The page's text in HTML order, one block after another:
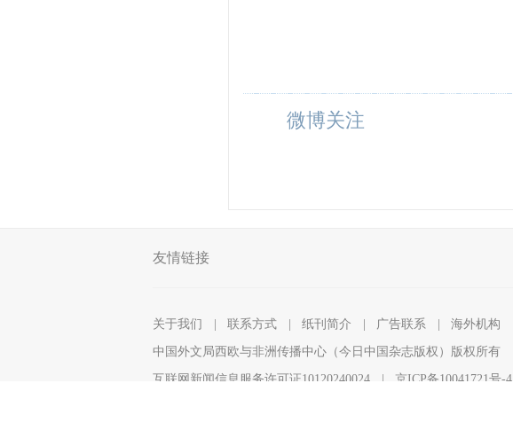
微博关注
友情链接
关于我们 联系方式 纸刊简介 广告联系 海外机构
中国外文局西欧与非洲传播中心（今日中国杂志版权）版权所有
互联网新闻信息服务许可证10120240024 | 京ICP备10041721号-4